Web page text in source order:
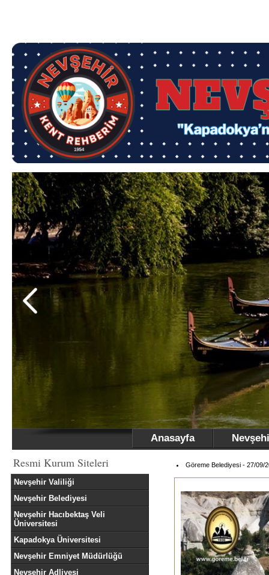
Anasayfa
Resmi Kurum Siteleri
Nevşehir Valiliği
Nevşehir Belediyesi
Nevşehir Hacıbektaş Veli
Üniversitesi
Kapadokya Üniversitesi
Nevşehir Emniyet Müdürlüğü
Nevşehir Adliyesi
Göreme Belediyesi - 27/09/